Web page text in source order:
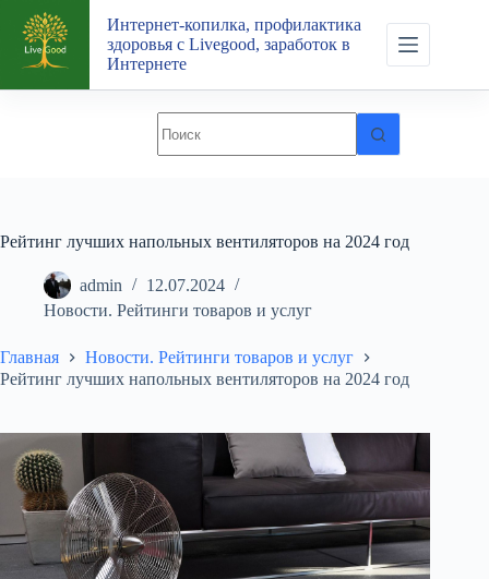
Перейти
сути
Интернет-копилка, профилактика
здоровья с Livegood, заработок в
Интернете
Рейтинг лучших напольных вентиляторов на 2024 год
admin
12.07.2024
Новости. Рейтинги товаров и услуг
Главная
Новости. Рейтинги товаров и услуг
Рейтинг лучших напольных вентиляторов на 2024 год